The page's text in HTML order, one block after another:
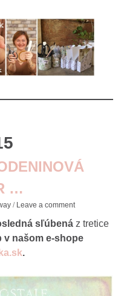
…
/ Leave a comment
sľúbená z tretice
v našom e-shope
.